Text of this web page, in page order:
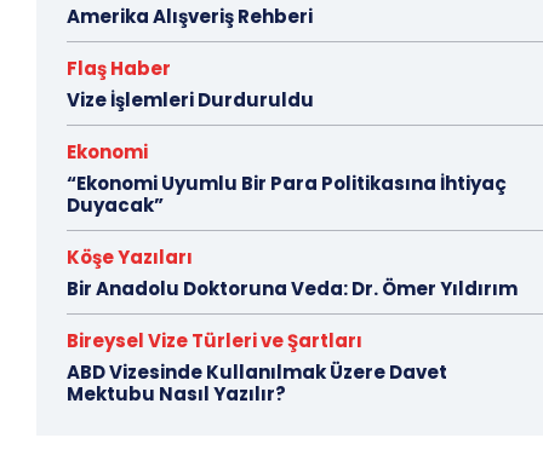
Amerika Alışveriş Rehberi
Flaş Haber
Vize İşlemleri Durduruldu
Ekonomi
“Ekonomi Uyumlu Bir Para Politikasına İhtiyaç
Duyacak”
Köşe Yazıları
Bir Anadolu Doktoruna Veda: Dr. Ömer Yıldırım
Bireysel Vize Türleri ve Şartları
ABD Vizesinde Kullanılmak Üzere Davet
Mektubu Nasıl Yazılır?